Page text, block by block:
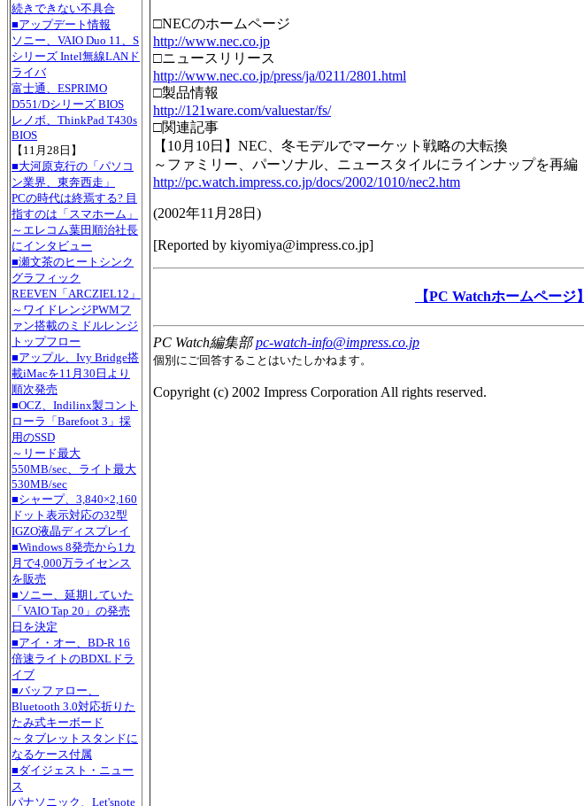
続きできない不具合
■アップデート情報
ソニー、VAIO Duo 11、S
シリーズ Intel無線LANド
ライバ
富士通、ESPRIMO
D551/Dシリーズ BIOS
レノボ、ThinkPad T430s
BIOS
【11月28日】
■大河原克行の「パソコ
ン業界、東奔西走」
PCの時代は終焉する? 目
指すのは「スマホーム」
～エレコム葉田順治社長
にインタビュー
■瀬文茶のヒートシンク
グラフィック
REEVEN「ARCZIEL12」
～ワイドレンジPWMフ
ァン搭載のミドルレンジ
トップフロー
■アップル、Ivy Bridge搭
載iMacを11月30日より
順次発売
■OCZ、Indilinx製コント
ローラ「Barefoot 3」採
用のSSD
～リード最大
550MB/sec、ライト最大
530MB/sec
■シャープ、3,840×2,160
ドット表示対応の32型
IGZO液晶ディスプレイ
■Windows 8発売から1カ
月で4,000万ライセンス
を販売
■ソニー、延期していた
「VAIO Tap 20」の発売
日を決定
■アイ・オー、BD-R 16
倍速ライトのBDXLドラ
イブ
■バッファロー、
Bluetooth 3.0対応折りた
たみ式キーボード
～タブレットスタンドに
なるケース付属
■ダイジェスト・ニュー
ス
パナソニック、Let'snote
□NECのホームページ
http://www.nec.co.jp
□ニュースリリース
http://www.nec.co.jp/press/ja/0211/2801.html
□製品情報
http://121ware.com/valuestar/fs/
□関連記事
【10月10日】NEC、冬モデルでマーケット戦略の大転換
～ファミリー、パーソナル、ニュースタイルにラインナップを再編
http://pc.watch.impress.co.jp/docs/2002/1010/nec2.htm
(2002年11月28日 )
[Reported by kiyomiya@impress.co.jp]
【PC Watchホームページ】
PC Watch編集部pc-watch-info@impress.co.jp
個別にご回答することはいたしかねます。
Copyright (c) 2002 Impress Corporation All rights reserved.